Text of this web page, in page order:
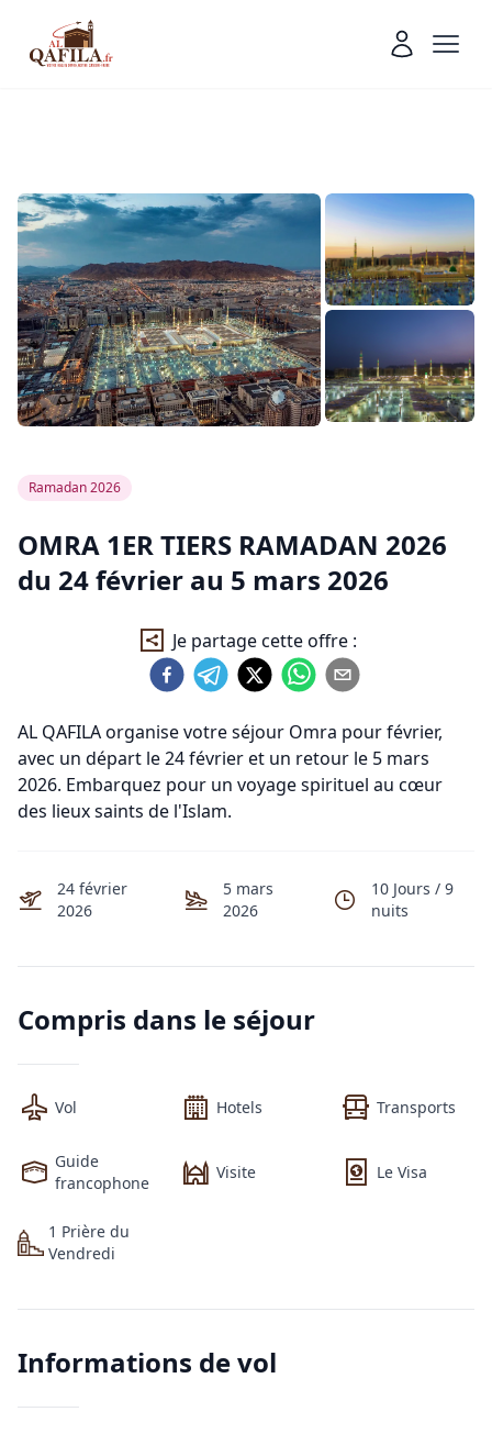
Ramadan 2026
OMRA 1ER TIERS RAMADAN 2026
du 24 février au 5 mars 2026
Je partage cette offre :
AL QAFILA organise votre séjour Omra pour février,
avec un départ le 24 février et un retour le 5 mars
2026. Embarquez pour un voyage spirituel au cœur
des lieux saints de l'Islam.
24 février
2026
5 mars
2026
10Jours / 9
nuits
Compris dans le séjour
Vol Hotels Transports
Guide
francophone
Visite Le Visa
1 Prière du
Vendredi
Informations de vol